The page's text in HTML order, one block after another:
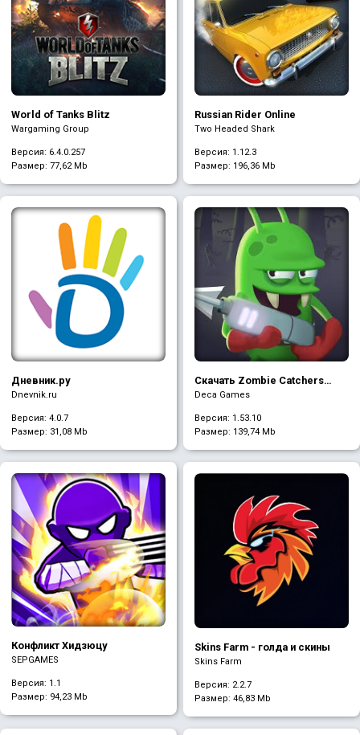
World of Tanks Blitz
Wargaming Group
Версия: 6.4.0.257
Размер: 77,62 Mb
Russian Rider Online
Two Headed Shark
Версия: 1.12.3
Размер: 196,36 Mb
Дневник.ру
Dnevnik.ru
Версия: 4.0.7
Размер: 31,08 Mb
Скачать Zombie Catchers
(Mod много денег и плутония)
Deca Games
Версия: 1.53.10
Размер: 139,74 Mb
Конфликт Хидзюцу
SEPGAMES
Версия: 1.1
Размер: 94,23 Mb
Skins Farm - голда и скины
Skins Farm
Версия: 2.2.7
Размер:46,83 Mb